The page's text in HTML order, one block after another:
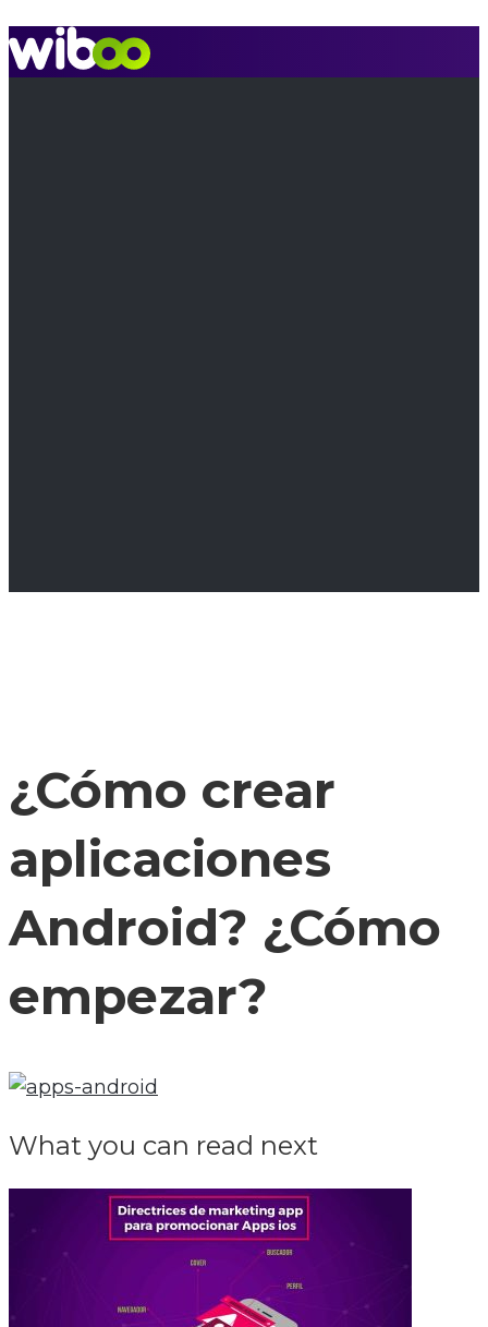
¿Cómo crear
aplicaciones
Android? ¿Cómo
empezar?
What you can read next